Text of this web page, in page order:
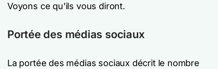
Voyons ce qu'ils vous diront.
Portée des médias sociaux
La portée des médias sociaux décrit le nombre